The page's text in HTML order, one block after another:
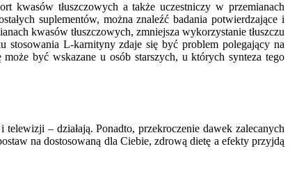
kwasów tłuszczowych a także uczestniczy w przemianach
suplementów, można znaleźć badania potwierdzające i
kwasów tłuszczowych, zmniejsza wykorzystanie tłuszczu
stosowania L-karnityny zdaje się być problem polegający na
być wskazane u osób starszych, u których synteza tego
– działają. Ponadto, przekroczenie dawek zalecanych
na dostosowaną dla Ciebie, zdrową dietę a efekty przyjdą